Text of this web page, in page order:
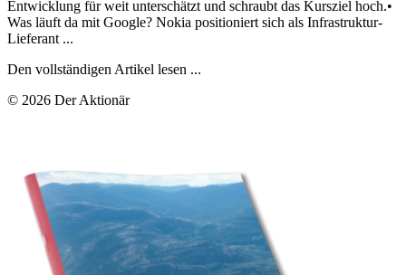
Entwicklung für weit unterschätzt und schraubt das Kursziel hoch.•
Was läuft da mit Google? Nokia positioniert sich als Infrastruktur-
Lieferant ...
Den vollständigen Artikel lesen ...
© 2026 Der Aktionär